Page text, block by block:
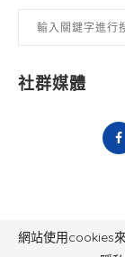
社群媒體
毅傳媒控股股份有限
網站使用cookies